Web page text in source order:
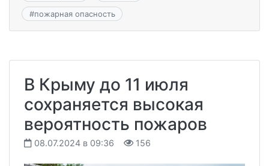
#пожарная опасность
В Крыму до 11 июля
сохраняется высокая
вероятность пожаров
08.07.2024 в 09:36 156